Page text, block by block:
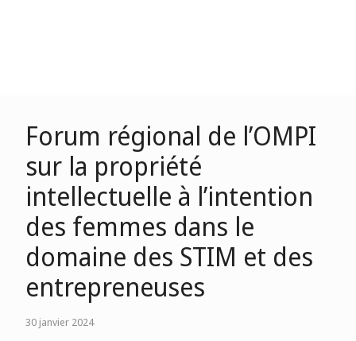
Forum régional de l’OMPI
sur la propriété
intellectuelle à l’intention
des femmes dans le
domaine des STIM et des
entrepreneuses
30 janvier 2024